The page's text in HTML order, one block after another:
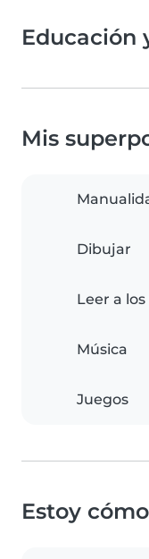
Educación
Mis
Dibujar
Leer a
Música
Juegos
Estoy